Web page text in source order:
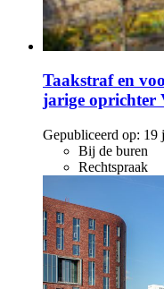
Taakstraf en
jarige oprichter
Gepubliceerd op: 19
Bij de buren
Rechtspraak